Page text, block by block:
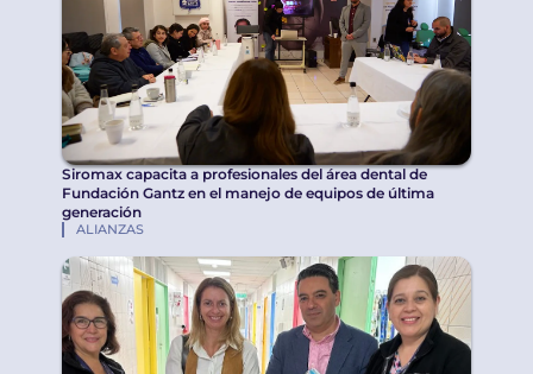
Siromax capacita a profesionales del área dental de
Fundación Gantz en el manejo de equipos de última
generación
ALIANZAS